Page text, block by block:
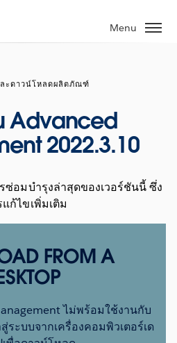
Menu
ละดาวน์โหลดผลิตภัณฑ์
Advanced
2022.3.10
ซ่อมบำรุงล่าสุดของเวอร์ชันนี้ ซึ่ง
ก้ไขเพิ่มเติม
FROM A
ไม่พร้อมใช้งานกับ
ะบบจากเครื่องคอมพิวเตอร์เด